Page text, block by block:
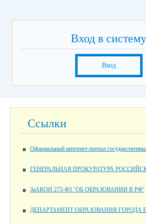
Вход в систему
Вход
Ссылки
Официальный интернет-портал
ГЕНЕРАЛЬНАЯ ПРОКУРАТУРА
ЗаАКОН 273-ФЗ "ОБ ОБРАЗОВАНИИ В РФ"
ДЕПАРТАМЕНТ ОБРАЗОВАНИЯ ГОРОДА